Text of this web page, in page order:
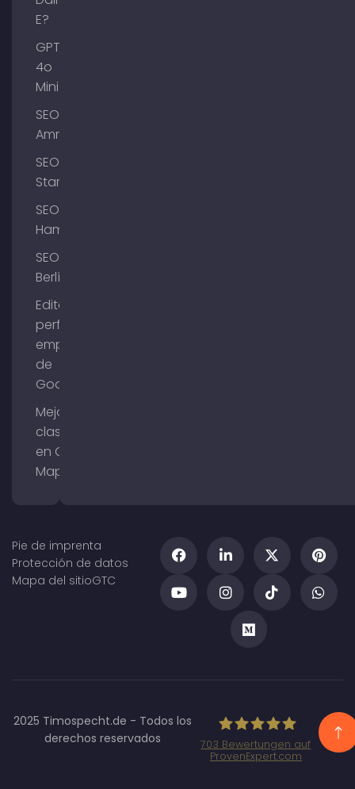
E?
GPT-
4o
Mini
SEO
Ammersee
SEO
Starnberg
SEO
Hamburgo
SEO
Berlín
Editar el
perfil de
empresa
de
Google
Mejorar la
clasificación
en Google
Maps
Pie de imprenta
Protección de datos
Mapa del sitioGTC
2025 Timospecht.de - Todos los
derechos reservados
703 Bewertungen auf
ProvenExpert.com